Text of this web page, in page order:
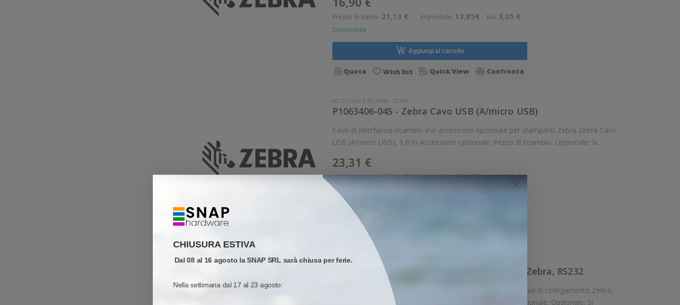
CHIUSURA ESTIVA
Dal 08 al 16 agosto la SNAP SRL sarà chiusa per ferie.
Nella settimana dal 17 al 23 agosto:
Prezzo di listino: 21,13 € Imponibile: 13,85€ Iva: 3,05 €
Disponibile
Aggiungi al carrello
Quota Wish list Quick View Confronta
ACCESSORI E RICAMBI - ZEBRA
P1063406-045 - Zebra Cavo USB (A/micro USB)
Cavo di interfaccia ricambio e\o accessorio opzionale per stampanti Zebra Zebra Cavo
USB (A/micro USB), 1,8 m Accessorio opzionale. Pezzo di ricambio. Opzionale: Si
23,31 €
Prezzo di listino:29,19 € Imponibile:19,11€ Iva:4,20 €
Disponibile
Quota
ACCESSORI E RICAMBI
G105950-054 - Zebra Cavo di collegamento Zebra, RS232
Cavo di interfaccia opzionale per stampanti Zebra Zebra Cavo di collegamento Zebra,
RS232, null modem, da DB-9 a DB-9, 1,8 m Accessorio opzionale. Opzionale: Si